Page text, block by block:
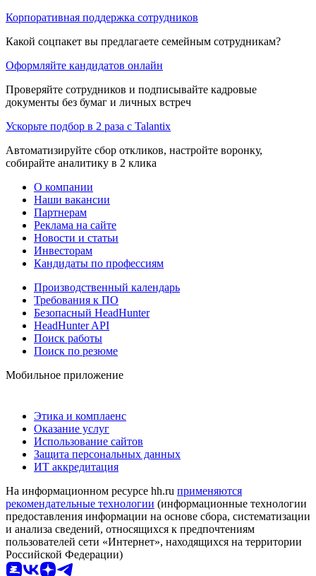
Корпоративная поддержка сотрудников
Какой соцпакет вы предлагаете семейным сотрудникам?
Оформляйте кандидатов онлайн
Проверяйте сотрудников и подписывайте кадровые
документы без бумаг и личных встреч
Ускорьте подбор в 2 раза с Talantix
Автоматизируйте сбор откликов, настройте воронку,
собирайте аналитику в 2 клика
О компании
Наши вакансии
Партнерам
Реклама на сайте
Новости и статьи
Инвесторам
Кандидаты по профессиям
Производственный календарь
Требования к ПО
Безопасный HeadHunter
HeadHunter API
Поиск работы
Поиск по резюме
Мобильное приложение
Этика и комплаенс
Оказание услуг
Использование сайтов
Защита персональных данных
ИТ аккредитация
На информационном ресурсе hh.ru применяются
рекомендательные технологии (информационные технологии
предоставления информации на основе сбора, систематизации
и анализа сведений, относящихся к предпочтениям
пользователей сети «Интернет», находящихся на территории
Российской Федерации)